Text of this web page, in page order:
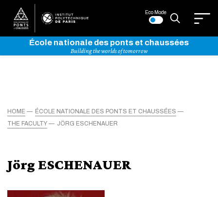
Eco Mode
École nationale des ponts et chaussées
Building the worlds of tomorrow
HOME
ÉCOLE NATIONALE DES PONTS ET CHAUSSÉES
THE FACULTY
JÖRG ESCHENAUER
Jörg ESCHENAUER